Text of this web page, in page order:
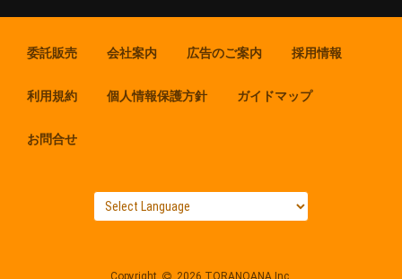
委託販売 会社案内 広告のご案内 採用情報
利用規約 個人情報保護方針 ガイドマップ
お問合せ